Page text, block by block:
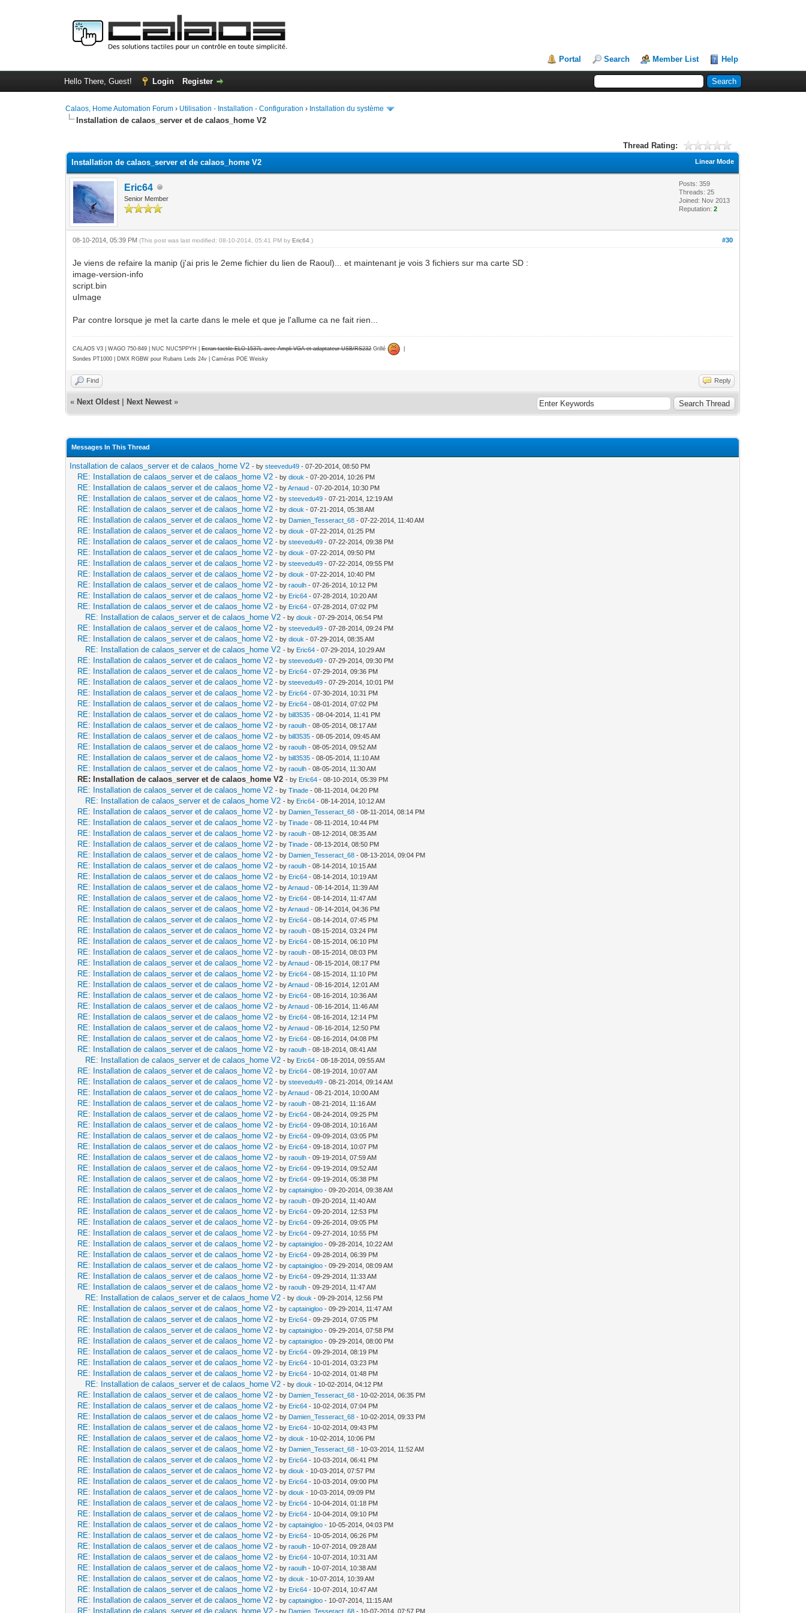
Portal Search Member List Help
Hello There, Guest! Login Register
Calaos, Home Automation Forum › Utilisation - Installation - Configuration › Installation du système
Installation de calaos_server et de calaos_home V2
Thread Rating:
Linear Mode
Installation de calaos_server et de calaos_home V2
Eric64
Senior Member
Posts: 359
Threads: 25
Joined: Nov 2013
Reputation:2
#30
08-10-2014, 05:39 PM(This post was last modified: 08-10-2014, 05:41 PM byEric64 .)
Je viens de refaire la manip (j'ai pris le 2eme fichier du lien de Raoul)... et maintenant je vois 3 fichiers sur ma carte SD :
image-version-info
script.bin
uImage
Par contre lorsque je met la carte dans le mele et que je l'allume ca ne fait rien...
CALAOS V3 | WAGO 750-849 | NUC NUC5PPYH |Ecran tactile ELO 1537L avec Ampli VGA et adaptateur USB/RS232Grillé
Sondes PT1000 | DMX RGBW pour Rubans Leds 24v | Caméras POE Weisky
Find Reply
« Next Oldest Next Newest »
Messages In This Thread
Installation de calaos_server et de calaos_home V2 - bysteevedu49 - 07-20-2014, 08:50 PM
RE: Installation de calaos_server et de calaos_home V2 - bydiouk - 07-20-2014, 10:26 PM
RE: Installation de calaos_server et de calaos_home V2 - byArnaud - 07-20-2014, 10:30 PM
RE: Installation de calaos_server et de calaos_home V2 - bysteevedu49 - 07-21-2014, 12:19 AM
RE: Installation de calaos_server et de calaos_home V2 - bydiouk - 07-21-2014, 05:38 AM
RE: Installation de calaos_server et de calaos_home V2 - by Damien_Tesseract_68 - 07-22-2014, 11:40 AM
RE: Installation de calaos_server et de calaos_home V2 - bydiouk - 07-22-2014, 01:25 PM
RE: Installation de calaos_server et de calaos_home V2 - bysteevedu49 - 07-22-2014, 09:38 PM
RE: Installation de calaos_server et de calaos_home V2 - bydiouk - 07-22-2014, 09:50 PM
RE: Installation de calaos_server et de calaos_home V2 - bysteevedu49 - 07-22-2014, 09:55 PM
RE: Installation de calaos_server et de calaos_home V2 - bydiouk - 07-22-2014, 10:40 PM
RE: Installation de calaos_server et de calaos_home V2 - byraoulh - 07-26-2014, 10:12 PM
RE: Installation de calaos_server et de calaos_home V2 - by Eric64 - 07-28-2014, 10:20 AM
RE: Installation de calaos_server et de calaos_home V2 - by Eric64 - 07-28-2014, 07:02 PM
RE: Installation de calaos_server et de calaos_home V2 - bydiouk - 07-29-2014, 06:54 PM
RE: Installation de calaos_server et de calaos_home V2 - bysteevedu49 - 07-28-2014, 09:24 PM
RE: Installation de calaos_server et de calaos_home V2 - bydiouk - 07-29-2014, 08:35 AM
RE: Installation de calaos_server et de calaos_home V2 - by Eric64 - 07-29-2014, 10:29 AM
RE: Installation de calaos_server et de calaos_home V2 - bysteevedu49 - 07-29-2014, 09:30 PM
RE: Installation de calaos_server et de calaos_home V2 - by Eric64 - 07-29-2014, 09:36 PM
RE: Installation de calaos_server et de calaos_home V2 - bysteevedu49 - 07-29-2014, 10:01 PM
RE: Installation de calaos_server et de calaos_home V2 - by Eric64 - 07-30-2014, 10:31 PM
RE: Installation de calaos_server et de calaos_home V2 - by Eric64 - 08-01-2014, 07:02 PM
RE: Installation de calaos_server et de calaos_home V2 - bybill3535 - 08-04-2014, 11:41 PM
RE: Installation de calaos_server et de calaos_home V2 - byraoulh - 08-05-2014, 08:17 AM
RE: Installation de calaos_server et de calaos_home V2 - bybill3535 - 08-05-2014, 09:45 AM
RE: Installation de calaos_server et de calaos_home V2 - byraoulh - 08-05-2014, 09:52 AM
RE: Installation de calaos_server et de calaos_home V2 - bybill3535 - 08-05-2014, 11:10 AM
RE: Installation de calaos_server et de calaos_home V2 - byraoulh - 08-05-2014, 11:30 AM
RE: Installation de calaos_server et de calaos_home V2 - by Eric64 - 08-10-2014, 05:39 PM
RE: Installation de calaos_server et de calaos_home V2 - byTinade - 08-11-2014, 04:20 PM
RE: Installation de calaos_server et de calaos_home V2 - by Eric64 - 08-14-2014, 10:12 AM
RE: Installation de calaos_server et de calaos_home V2 - by Damien_Tesseract_68 - 08-11-2014, 08:14 PM
RE: Installation de calaos_server et de calaos_home V2 - byTinade - 08-11-2014, 10:44 PM
RE: Installation de calaos_server et de calaos_home V2 - byraoulh - 08-12-2014, 08:35 AM
RE: Installation de calaos_server et de calaos_home V2 - byTinade - 08-13-2014, 08:50 PM
RE: Installation de calaos_server et de calaos_home V2 - by Damien_Tesseract_68 - 08-13-2014, 09:04 PM
RE: Installation de calaos_server et de calaos_home V2 - byraoulh - 08-14-2014, 10:15 AM
RE: Installation de calaos_server et de calaos_home V2 - by Eric64 - 08-14-2014, 10:19 AM
RE: Installation de calaos_server et de calaos_home V2 - byArnaud - 08-14-2014, 11:39 AM
RE: Installation de calaos_server et de calaos_home V2 - by Eric64 - 08-14-2014, 11:47 AM
RE: Installation de calaos_server et de calaos_home V2 - byArnaud - 08-14-2014, 04:36 PM
RE: Installation de calaos_server et de calaos_home V2 - by Eric64 - 08-14-2014, 07:45 PM
RE: Installation de calaos_server et de calaos_home V2 - byraoulh - 08-15-2014, 03:24 PM
RE: Installation de calaos_server et de calaos_home V2 - by Eric64 - 08-15-2014, 06:10 PM
RE: Installation de calaos_server et de calaos_home V2 - byraoulh - 08-15-2014, 08:03 PM
RE: Installation de calaos_server et de calaos_home V2 - byArnaud - 08-15-2014, 08:17 PM
RE: Installation de calaos_server et de calaos_home V2 - by Eric64 - 08-15-2014, 11:10 PM
RE: Installation de calaos_server et de calaos_home V2 - byArnaud - 08-16-2014, 12:01 AM
RE: Installation de calaos_server et de calaos_home V2 - by Eric64 - 08-16-2014, 10:36 AM
RE: Installation de calaos_server et de calaos_home V2 - byArnaud - 08-16-2014, 11:46 AM
RE: Installation de calaos_server et de calaos_home V2 - by Eric64 - 08-16-2014, 12:14 PM
RE: Installation de calaos_server et de calaos_home V2 - byArnaud - 08-16-2014, 12:50 PM
RE: Installation de calaos_server et de calaos_home V2 - by Eric64 - 08-16-2014, 04:08 PM
RE: Installation de calaos_server et de calaos_home V2 - byraoulh - 08-18-2014, 08:41 AM
RE: Installation de calaos_server et de calaos_home V2 - by Eric64 - 08-18-2014, 09:55 AM
RE: Installation de calaos_server et de calaos_home V2 - by Eric64 - 08-19-2014, 10:07 AM
RE: Installation de calaos_server et de calaos_home V2 - bysteevedu49 - 08-21-2014, 09:14 AM
RE: Installation de calaos_server et de calaos_home V2 - byArnaud - 08-21-2014, 10:00 AM
RE: Installation de calaos_server et de calaos_home V2 - byraoulh - 08-21-2014, 11:16 AM
RE: Installation de calaos_server et de calaos_home V2 - by Eric64 - 08-24-2014, 09:25 PM
RE: Installation de calaos_server et de calaos_home V2 - by Eric64 - 09-08-2014, 10:16 AM
RE: Installation de calaos_server et de calaos_home V2 - by Eric64 - 09-09-2014, 03:05 PM
RE: Installation de calaos_server et de calaos_home V2 - by Eric64 - 09-18-2014, 10:07 PM
RE: Installation de calaos_server et de calaos_home V2 - byraoulh - 09-19-2014, 07:59 AM
RE: Installation de calaos_server et de calaos_home V2 - by Eric64 - 09-19-2014, 09:52 AM
RE: Installation de calaos_server et de calaos_home V2 - by Eric64 - 09-19-2014, 05:38 PM
RE: Installation de calaos_server et de calaos_home V2 - bycaptainigloo - 09-20-2014, 09:38 AM
RE: Installation de calaos_server et de calaos_home V2 - byraoulh - 09-20-2014, 11:40 AM
RE: Installation de calaos_server et de calaos_home V2 - by Eric64 - 09-20-2014, 12:53 PM
RE: Installation de calaos_server et de calaos_home V2 - by Eric64 - 09-26-2014, 09:05 PM
RE: Installation de calaos_server et de calaos_home V2 - by Eric64 - 09-27-2014, 10:55 PM
RE: Installation de calaos_server et de calaos_home V2 - bycaptainigloo - 09-28-2014, 10:22 AM
RE: Installation de calaos_server et de calaos_home V2 - by Eric64 - 09-28-2014, 06:39 PM
RE: Installation de calaos_server et de calaos_home V2 - bycaptainigloo - 09-29-2014, 08:09 AM
RE: Installation de calaos_server et de calaos_home V2 - by Eric64 - 09-29-2014, 11:33 AM
RE: Installation de calaos_server et de calaos_home V2 - byraoulh - 09-29-2014, 11:47 AM
RE: Installation de calaos_server et de calaos_home V2 - bydiouk - 09-29-2014, 12:56 PM
RE: Installation de calaos_server et de calaos_home V2 - bycaptainigloo - 09-29-2014, 11:47 AM
RE: Installation de calaos_server et de calaos_home V2 - by Eric64 - 09-29-2014, 07:05 PM
RE: Installation de calaos_server et de calaos_home V2 - bycaptainigloo - 09-29-2014, 07:58 PM
RE: Installation de calaos_server et de calaos_home V2 - bycaptainigloo - 09-29-2014, 08:00 PM
RE: Installation de calaos_server et de calaos_home V2 - by Eric64 - 09-29-2014, 08:19 PM
RE: Installation de calaos_server et de calaos_home V2 - by Eric64 - 10-01-2014, 03:23 PM
RE: Installation de calaos_server et de calaos_home V2 - by Eric64 - 10-02-2014, 01:48 PM
RE: Installation de calaos_server et de calaos_home V2 - bydiouk - 10-02-2014, 04:12 PM
RE: Installation de calaos_server et de calaos_home V2 - by Damien_Tesseract_68 - 10-02-2014, 06:35 PM
RE: Installation de calaos_server et de calaos_home V2 - by Eric64 - 10-02-2014, 07:04 PM
RE: Installation de calaos_server et de calaos_home V2 - by Damien_Tesseract_68 - 10-02-2014, 09:33 PM
RE: Installation de calaos_server et de calaos_home V2 - by Eric64 - 10-02-2014, 09:43 PM
RE: Installation de calaos_server et de calaos_home V2 - bydiouk - 10-02-2014, 10:06 PM
RE: Installation de calaos_server et de calaos_home V2 - by Damien_Tesseract_68 - 10-03-2014, 11:52 AM
RE: Installation de calaos_server et de calaos_home V2 - by Eric64 - 10-03-2014, 06:41 PM
RE: Installation de calaos_server et de calaos_home V2 - bydiouk - 10-03-2014, 07:57 PM
RE: Installation de calaos_server et de calaos_home V2 - by Eric64 - 10-03-2014, 09:00 PM
RE: Installation de calaos_server et de calaos_home V2 - bydiouk - 10-03-2014, 09:09 PM
RE: Installation de calaos_server et de calaos_home V2 - by Eric64 - 10-04-2014, 01:18 PM
RE: Installation de calaos_server et de calaos_home V2 - by Eric64 - 10-04-2014, 09:10 PM
RE: Installation de calaos_server et de calaos_home V2 - bycaptainigloo - 10-05-2014, 04:03 PM
RE: Installation de calaos_server et de calaos_home V2 - by Eric64 - 10-05-2014, 06:26 PM
RE: Installation de calaos_server et de calaos_home V2 - byraoulh - 10-07-2014, 09:28 AM
RE: Installation de calaos_server et de calaos_home V2 - by Eric64 - 10-07-2014, 10:31 AM
RE: Installation de calaos_server et de calaos_home V2 - byraoulh - 10-07-2014, 10:38 AM
RE: Installation de calaos_server et de calaos_home V2 - bydiouk - 10-07-2014, 10:39 AM
RE: Installation de calaos_server et de calaos_home V2 - by Eric64 - 10-07-2014, 10:47 AM
RE: Installation de calaos_server et de calaos_home V2 - bycaptainigloo - 10-07-2014, 11:15 AM
RE: Installation de calaos_server et de calaos_home V2 - by Damien_Tesseract_68 - 10-07-2014, 07:57 PM